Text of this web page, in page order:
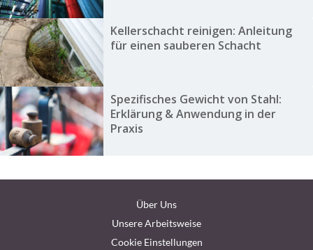
Kellerschacht reinigen: Anleitung
für einen sauberen Schacht
Spezifisches Gewicht von Stahl:
Erklärung & Anwendung in der
Praxis
Über Uns
Unsere Arbeitsweise
Cookie Einstellungen